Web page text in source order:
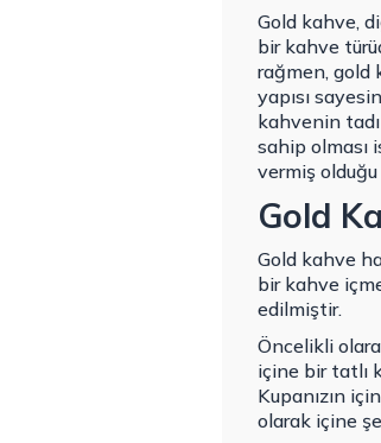
Gold kahve,
bir kahve
rağmen, gold
yapısı
kahvenin
sahip olması
vermiş
Gold
Gold kahve
bir kahve
edilmiştir.
Öncelikli
içine bir tatlı
Kupanızın
olarak içine